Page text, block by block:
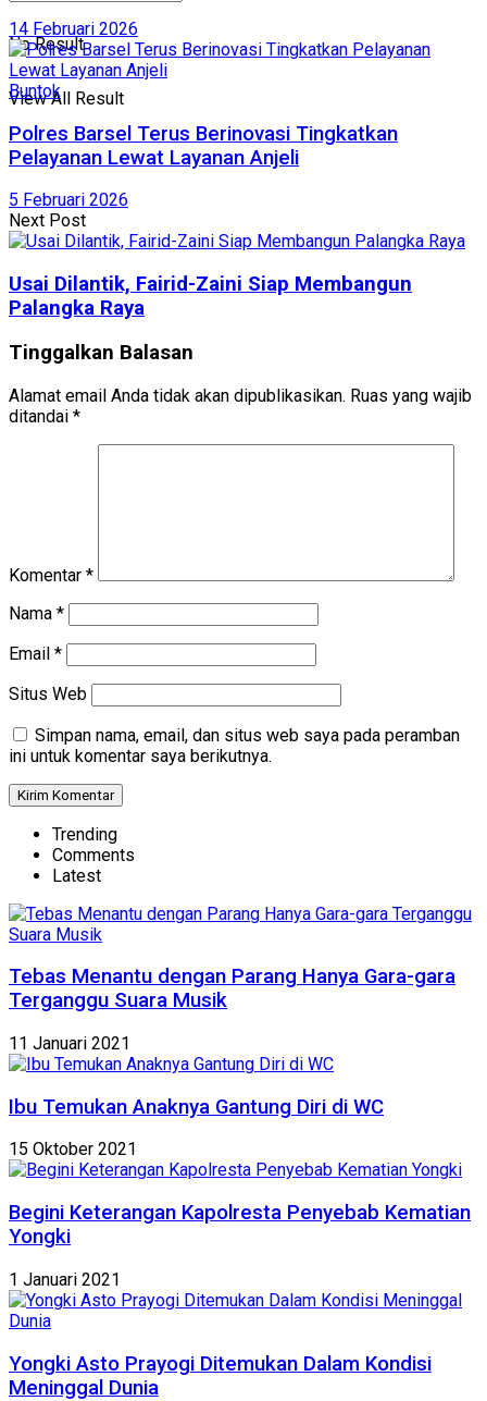
No Result
View All Result
14 Februari 2026
Buntok
Polres Barsel Terus Berinovasi Tingkatkan
Pelayanan Lewat Layanan Anjeli
5 Februari 2026
Next Post
Usai Dilantik, Fairid-Zaini Siap Membangun
Palangka Raya
Tinggalkan Balasan
Alamat email Anda tidak akan dipublikasikan. Ruas yang wajib
ditandai *
Komentar *
Nama *
Email *
Situs Web
Simpan nama, email, dan situs web saya pada peramban
ini untuk komentar saya berikutnya.
Trending
Comments
Latest
Tebas Menantu dengan Parang Hanya Gara-gara
Terganggu Suara Musik
11 Januari 2021
Ibu Temukan Anaknya Gantung Diri di WC
15 Oktober 2021
Begini Keterangan Kapolresta Penyebab Kematian
Yongki
1 Januari 2021
Yongki Asto Prayogi Ditemukan Dalam Kondisi
Meninggal Dunia